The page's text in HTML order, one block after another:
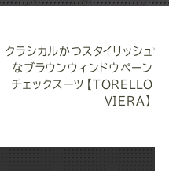
クラシカルかつスタイリッシュ
なブラウンウィンドウペーン
チェックスーツ【TORELLO
VIERA】